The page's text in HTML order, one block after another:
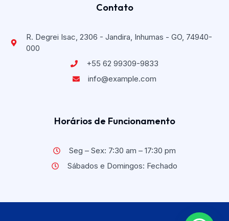
Contato
R. Degrei Isac, 2306 - Jandira, Inhumas - GO, 74940-
000
+55 62 99309-9833
info@example.com
Horários de Funcionamento
Seg – Sex: 7:30 am – 17:30 pm
Sábados e Domingos: Fechado